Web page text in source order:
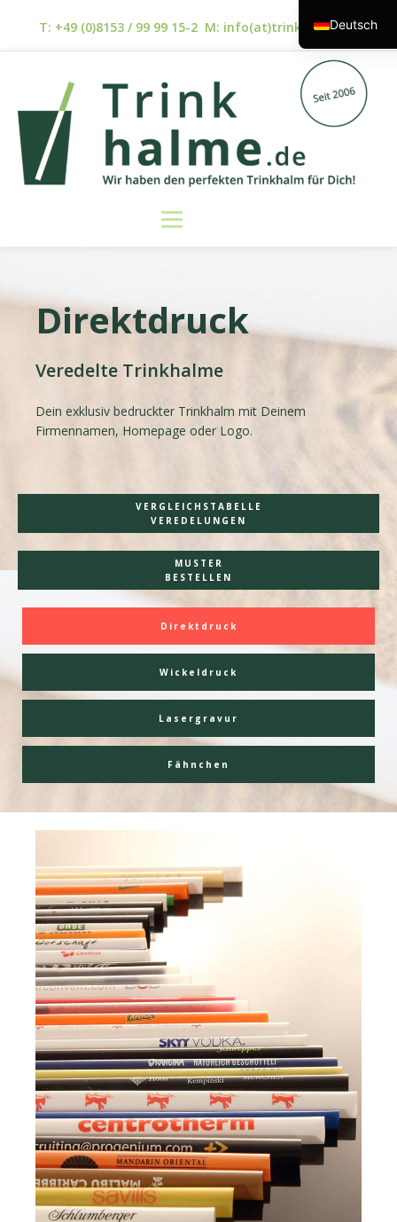
T: +49 (0)8153 / 99 99 15-2 M: info(at)trinkhalme.de
Direktdruck
Veredelte Trinkhalme
Dein exklusiv bedruckter Trinkhalm mit Deinem
Firmennamen, Homepage oder Logo.
VERGLEICHSTABELLE
VEREDELUNGEN
MUSTER
BESTELLEN
Direktdruck
Wickeldruck
Lasergravur
Fähnchen
Deutsch
English
Español